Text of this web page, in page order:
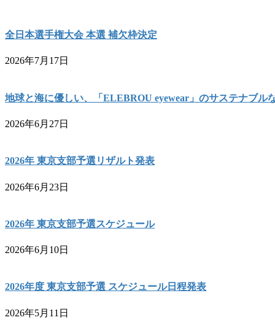
全日本選手権大会 本選 補欠枠決定
2026年7月17日
地球と海に優しい、「ELEBROU eyewear」のサステナブル
2026年6月27日
2026年 東京支部予選リザルト発表
2026年6月23日
2026年 東京支部予選スケジュール
2026年6月10日
2026年度 東京支部予選 スケジュール日程発表
2026年5月11日